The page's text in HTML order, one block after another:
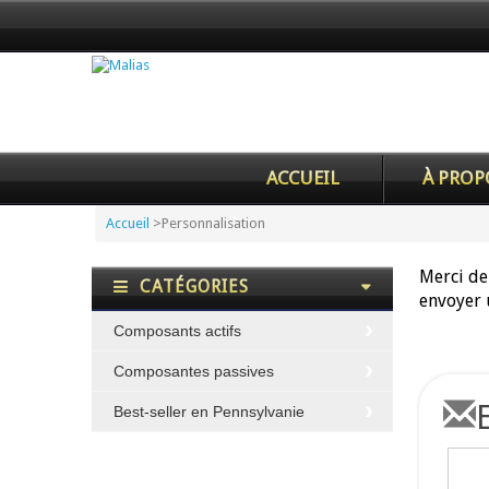
ACCUEIL À
Accueil >Personnalisation
CATÉGORIES
Composants actifs
Composantes passives
Best-seller en Pennsylvanie
Merci
envoyer